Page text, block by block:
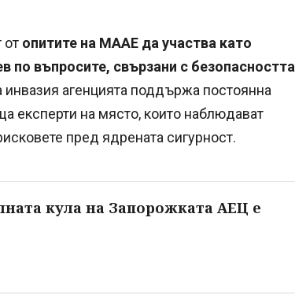
от опитите на МААЕ да участва като
въпросите, свързани с безопасността
инвазия агенцията поддържа постоянна
експерти на място, които наблюдават
пред ядрената сигурност.
кула на Запорожката АЕЦ е